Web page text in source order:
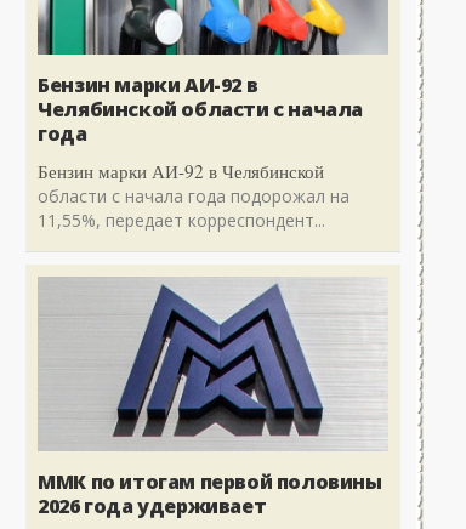
Бензин марки АИ-92 в
Челябинской области с начала
года
Бензин марки АИ-92 в Челябинской
области с начала года подорожал на
11,55%, передает корреспондент...
ММК по итогам первой половины
2026 года удерживает